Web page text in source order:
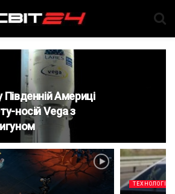
Америці
носій Vega з
ТЕХНОЛОГІЇ